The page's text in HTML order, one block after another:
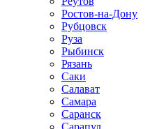
Ростов-на-Дону
Рубцовск
Руза
Рыбинск
Рязань
Саки
Салават
Самара
Саранск
Сарапул